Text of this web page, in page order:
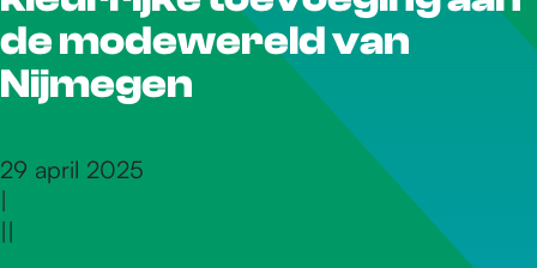
e
de modewereld van
Nijmegen
29 april 2025
|
||